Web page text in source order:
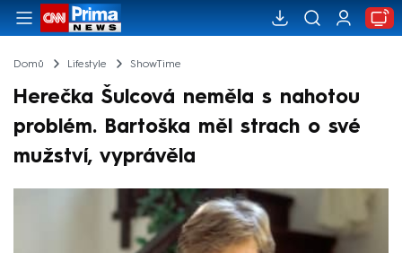
Domů Lifestyle ShowTime
Herečka Šulcová neměla s nahotou
problém. Bartoška měl strach o své
mužství, vyprávěla